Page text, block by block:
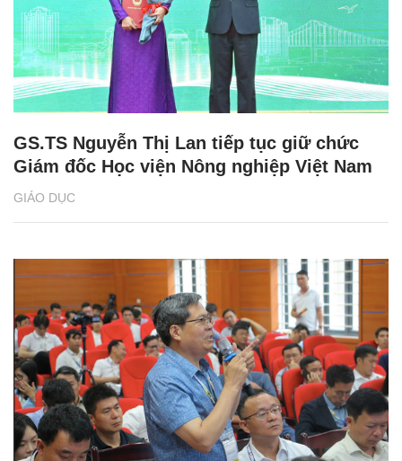
GIÁO DỤC
GS.TS Nguyễn Thị Lan tiếp tục giữ chức
Giám đốc Học viện Nông nghiệp Việt Nam